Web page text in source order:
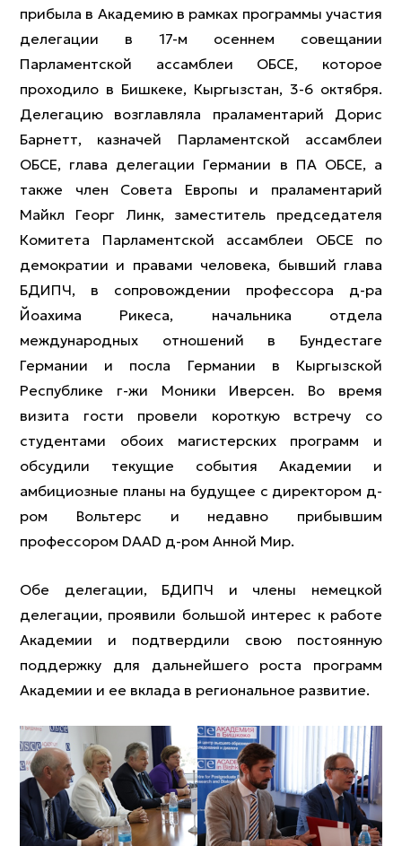
прибыла в Академию в рамках программы участия
делегации в 17-м осеннем совещании
Парламентской ассамблеи ОБСЕ, которое
проходило в Бишкеке, Кыргызстан, 3-6 октября.
Делегацию возглавляла праламентарий Дорис
Барнетт, казначей Парламентской ассамблеи
ОБСЕ, глава делегации Германии в ПА ОБСЕ, а
также член Совета Европы и праламентарий
Майкл Георг Линк, заместитель председателя
Комитета Парламентской ассамблеи ОБСЕ по
демократии и правами человека, бывший глава
БДИПЧ, в сопровождении профессора д-ра
Йоахима Рикеса, начальника отдела
международных отношений в Бундестаге
Германии и посла Германии в Кыргызской
Республике г-жи Моники Иверсен. Во время
визита гости провели короткую встречу со
студентами обоих магистерских программ и
обсудили текущие события Академии и
амбициозные планы на будущее с директором д-
ром Вольтерс и недавно прибывшим
профессором DAAD д-ром Анной Мир.
Обе делегации, БДИПЧ и члены немецкой
делегации, проявили большой интерес к работе
Академии и подтвердили свою постоянную
поддержку для дальнейшего роста программ
Академии и ее вклада в региональное развитие.